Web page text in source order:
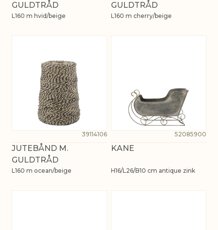
GULDTRÅD
L160 m hvid/beige
GULDTRÅD
L160 m cherry/beige
39114106
JUTEBÅND M.
GULDTRÅD
L160 m ocean/beige
52085900
KANE
H16/L26/B10 cm antique zink